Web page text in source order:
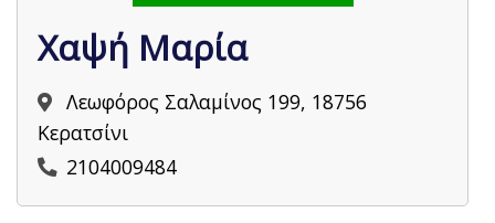
Χαψή Μαρία
Λεωφόρος Σαλαμίνος 199, 18756
Κερατσίνι
2104009484